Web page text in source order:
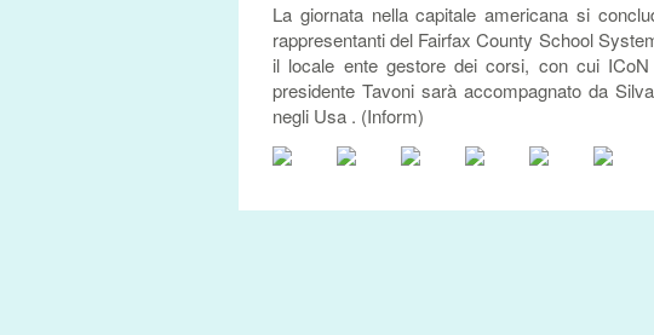
La giornata nella capitale americana si
rappresentanti del Fairfax County School
il locale ente gestore dei corsi, con cui
presidente Tavoni sarà accompagnato da
negli Usa . (Inform)